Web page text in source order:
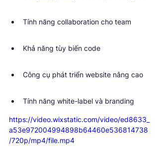
Tính năng collaboration cho team
Khả năng tùy biến code
Công cụ phát triển website nâng cao
Tính năng white-label và branding
https://video.wixstatic.com/video/ed8633_
a53e972004994898b64460e536814738
/720p/mp4/file.mp4